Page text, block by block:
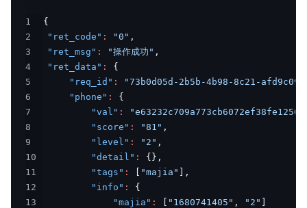
1
{
2
"ret_code" : "0" ,
3
"ret_msg" : "操作成功" ,
4
"ret_data" :
{
5
"req_id" :
"73b0d05d-2b5b-4b98-8c21-
6
"phone" :
{
7
"val" :
8
"score" : "81" ,
9
"level" : "2" ,
10
"detail" : {} ,
11
"tags" : [ "majia" ] ,
12
"info" :
{
13
"majia" : [ "1680741405" , "2" ]